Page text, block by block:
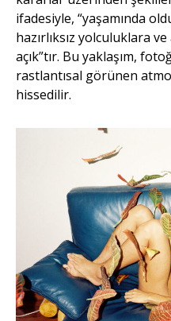
ifadesiyle, “yaşamında
hazırlıksız yolculuklara
açık”tır. Bu yaklaşım,
rastlantısal görünen
hissedilir.